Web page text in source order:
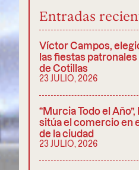
Entradas
Víctor Campos,
las fiestas patronales
de Cotillas
23 JULIO, 2026
“Murcia Todo el
sitúa el comercio en
de la ciudad
23 JULIO, 2026